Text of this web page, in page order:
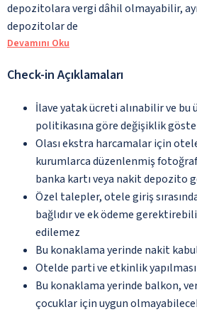
depozitolara vergi dâhil olmayabilir,
depozitolar de
Devamını Oku
Check-in Açıklamaları
İlave yatak ücreti alınabilir ve bu
politikasına göre değişiklik
Olası ekstra harcamalar için
kurumlarca düzenlenmiş
banka kartı veya nakit depozito
Özel talepler, otele giriş
bağlıdır ve ek ödeme
edilemez
Bu konaklama yerinde nakit
Otelde parti ve etkinlik
Bu konaklama yerinde balkon,
çocuklar için uygun